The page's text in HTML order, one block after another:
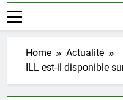
Home
Actualité
ILL est-il disponible